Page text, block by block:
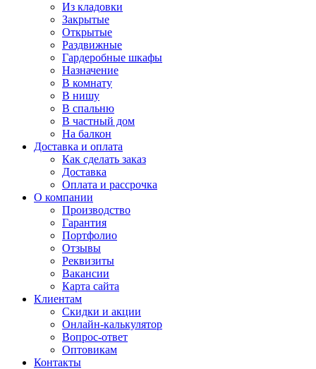
Из кладовки
Закрытые
Открытые
Раздвижные
Гардеробные шкафы
Назначение
В комнату
В нишу
В спальню
В частный дом
На балкон
Доставка и оплата
Как сделать заказ
Доставка
Оплата и рассрочка
О компании
Производство
Гарантия
Портфолио
Отзывы
Реквизиты
Вакансии
Карта сайта
Клиентам
Скидки и акции
Онлайн-калькулятор
Вопрос-ответ
Оптовикам
Контакты